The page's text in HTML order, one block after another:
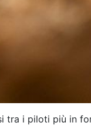
tra i piloti più in